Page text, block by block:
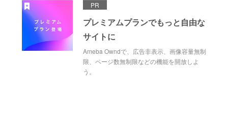
PR
プレミアムプランでもっと自由な
サイトに
Ameba Owndで、広告非表示、画像容量無制
限、ページ数無制限などの機能を開放しよ
う。